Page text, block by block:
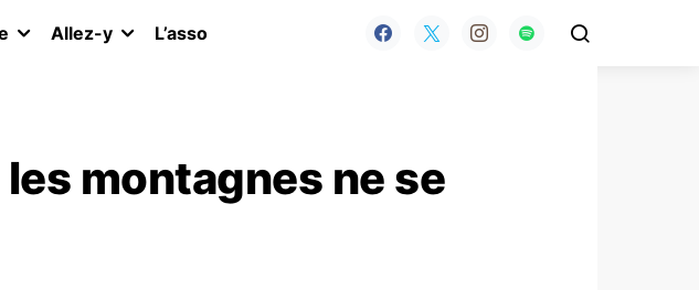
Allez-y L’asso
les montagnes ne se